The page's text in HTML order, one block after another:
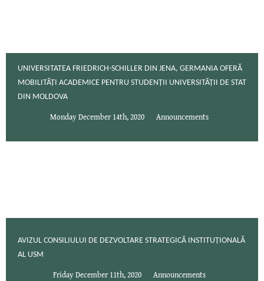
UNIVERSITATEA FRIEDRICH-SCHILLER DIN JENA, GERMANIA OFERĂ
MOBILITĂȚI ACADEMICE PENTRU STUDENȚII UNIVERSITĂȚII DE STAT
DIN MOLDOVA
Monday December 14th, 2020 Announcements
AVIZUL CONSILIULUI DE DEZVOLTARE STRATEGICĂ INSTITUȚIONALĂ
AL USM
Friday December 11th, 2020 Announcements